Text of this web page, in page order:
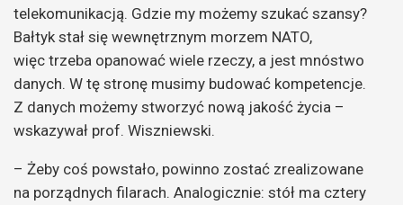
telekomunikacją. Gdzie my możemy szukać szansy?
Bałtyk stał się wewnętrznym morzem NATO,
więc trzeba opanować wiele rzeczy, a jest mnóstwo
danych. W tę stronę musimy budować kompetencje.
Z danych możemy stworzyć nową jakość życia –
wskazywał prof. Wiszniewski.
– Żeby coś powstało, powinno zostać zrealizowane
na porządnych filarach. Analogicznie: stół ma cztery